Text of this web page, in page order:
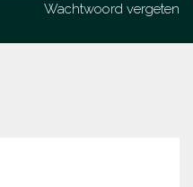
Wachtwoord vergeten